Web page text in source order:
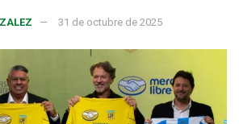
31 de octubre de 2025